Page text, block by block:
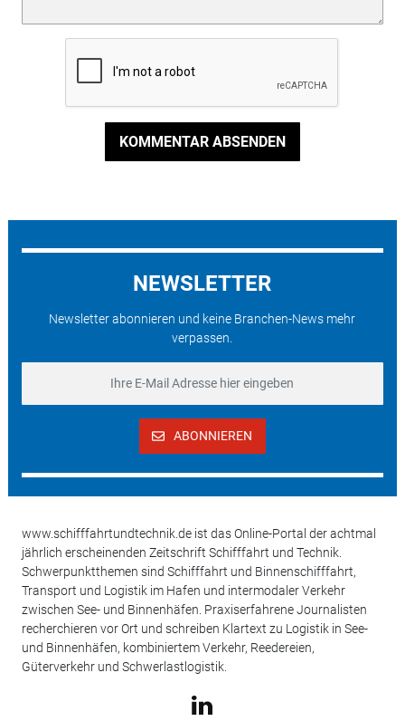
KOMMENTAR ABSENDEN
NEWSLETTER
Newsletter abonnieren und keine Branchen-News mehr
verpassen.
ABONNIEREN
www.schifffahrtundtechnik.de ist das Online-Portal der achtmal
jährlich erscheinenden Zeitschrift Schifffahrt und Technik.
Schwerpunktthemen sind Schifffahrt und Binnenschifffahrt,
Transport und Logistik im Hafen und intermodaler Verkehr
zwischen See- und Binnenhäfen. Praxiserfahrene Journalisten
recherchieren vor Ort und schreiben Klartext zu Logistik in See-
und Binnenhäfen, kombiniertem Verkehr, Reedereien,
Güterverkehr und Schwerlastlogistik.